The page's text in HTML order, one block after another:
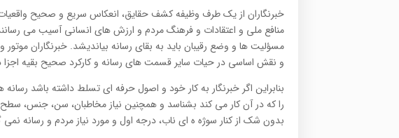
خبرنگاران از یک طرف وظیفه کشف حقایق، انعکاس سریع و صحیح واقعیات
منافع ملی و اعتقادات و فرهنگ مردم و ارزش های انسانی آسیب می
مسؤلیت ها و وضع رقیبان باید به بقای رسانه بیاندیشد. خبرنگاران
و نقش اساسی در حیات سایر قسمت های رسانه و کارکرد صحیح بقیه اجزا
بنابراین اگر خبرنگار به کار خود و اصول حرفه ای تسلط داشته باشد
را که در آن کار می کند بشناسد و همچنین نیاز مخاطبان، سن، جنس،
بدون شک از کنار سوژه ه ای ناب، درجه اول و مورد نیاز مردم و رسانه